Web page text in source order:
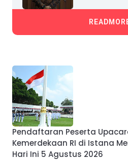
Pendaftaran Peserta
Kemerdekaan RI di Istana
Hari Ini 5 Agustus 2026